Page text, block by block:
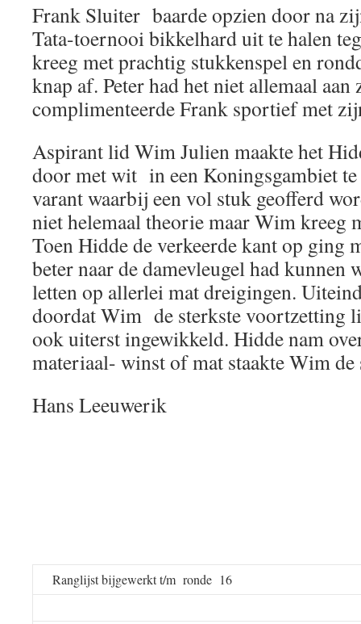
Frank Sluiter baarde opzien door na
Tata-toernooi bikkelhard uit te halen
kreeg met prachtig stukkenspel en
knap af. Peter had het niet allemaal aan
complimenteerde Frank sportief met
Aspirant lid Wim Julien maakte het
door met wit in een Koningsgambiet
varant waarbij een vol stuk geofferd
niet helemaal theorie maar Wim kreeg
Toen Hidde de verkeerde kant op ging
beter naar de damevleugel had kunnen
letten op allerlei mat dreigingen.
doordat Wim de sterkste voortzetting
ook uiterst ingewikkeld. Hidde nam
materiaal- winst of mat staakte Wim
Hans Leeuwerik
Ranglijst bijgewerkt t/m ronde 16